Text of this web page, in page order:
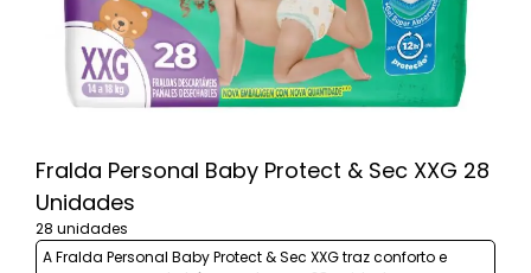
Fralda Personal Baby Protect & Sec XXG 28
Unidades
28 unidades
A Fralda Personal Baby Protect & Sec XXG traz conforto e